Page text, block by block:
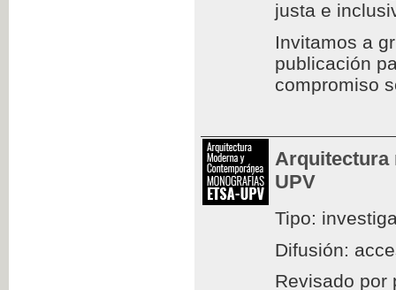
justa e
Invitamos a
publicación
compromiso
Arquitectura
UPV
Tipo:
Difusión:
Revisado por